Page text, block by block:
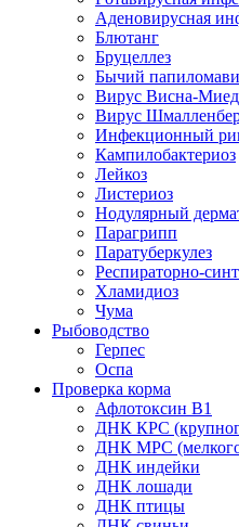
Аденовирусная
Блютанг
Бруцеллез
Бычий
Вирус Висна-
Вирус
Инфекционный
Кампилобактериоз
Лейкоз
Листериоз
Нодулярный
Парагрипп
Паратуберкулез
Респираторно-
Хламидиоз
Чума
Рыбоводство
Герпес
Оспа
Проверка корма
Афлотоксин В1
ДНК КРС
ДНК МРС (мелкого
ДНК индейки
ДНК лошади
ДНК птицы